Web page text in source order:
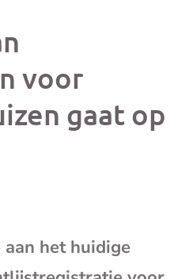
op op op
voor
gaat op
het huidige